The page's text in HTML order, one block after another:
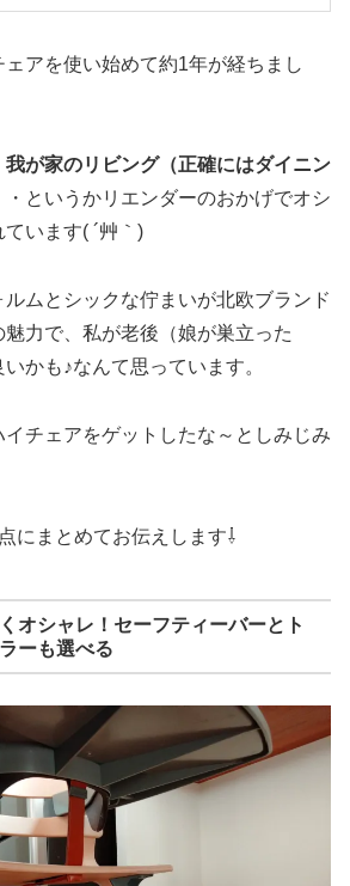
ェアを使い始めて約1年が経ちまし
が家のリビング（正確にはダイニン
・というかリエンダーのおかげでオシ
います( ´艸｀)
ムとシックな佇まいが北欧ブランド
魅力で、私が老後（娘が巣立った
かも♪なんて思っています。
イチェアをゲットしたな～としみじみ
にまとめてお伝えします⇩
オシャレ！セーフティーバーとト
ーも選べる